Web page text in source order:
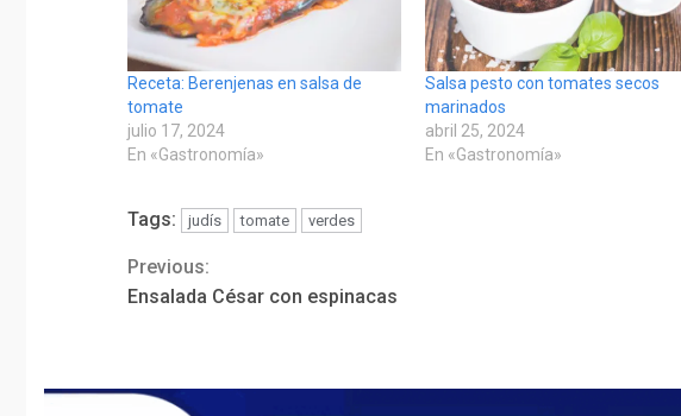
Receta: Berenjenas en salsa de
tomate
julio 17, 2024
En «Gastronomía»
Salsa pesto con tomates secos
marinados
abril 25, 2024
En «Gastronomía»
Tags: judís tomate verdes
Continue
Previous:
Ensalada César con espinacas